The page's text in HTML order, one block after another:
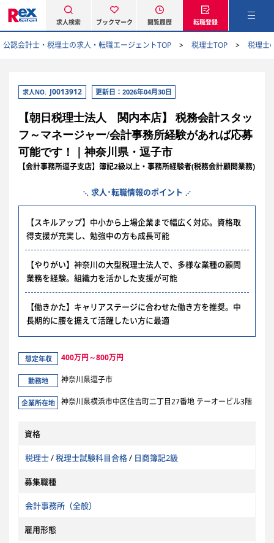
求人検索 ブックマーク 閲覧履歴 転職登録
公認会計士・税理士の求人・転職エージェントTOP 税理士TOP 税理士
求人NO. J0013912 更新日：2026年04月30日
【朝日税理士法人 関内本店】 税務会計スタッ
フ～マネージャー/会計事務所経験があれば応募
可能です！｜神奈川県・逗子市
【会計事務所逗子支店】簿記2級以上・事務所経験者(税務会計顧問業務)
求人･転職情報のポイント
【スキルアップ】中小から上場企業まで幅広く対応。資格取
得支援が充実し、勉強中の方も成長可能
【やりがい】神奈川の大型税理士法人で、多様な業種の顧問
業務を経験。組織力を活かした支援が可能
【働きかた】キャリアステージに合わせた働き方を推奨。中
長期的に腰を据えて活躍したい方に最適
想定年収 400万円～800万円
勤務地 神奈川県逗子市
企業所在地 神奈川県横浜市中区住吉町二丁目27番地 テーオービル3階
資格
税理士/税理士試験科目合格/ 日商簿記2級
募集職種
会計事務所（全般）
雇用形態